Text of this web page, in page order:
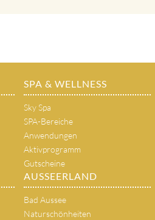
SPA & WELLNESS
Sky Spa
SPA-Bereiche
Anwendungen
Aktivprogramm
Gutscheine
AUSSEERLAND
Bad Aussee
Naturschönheiten